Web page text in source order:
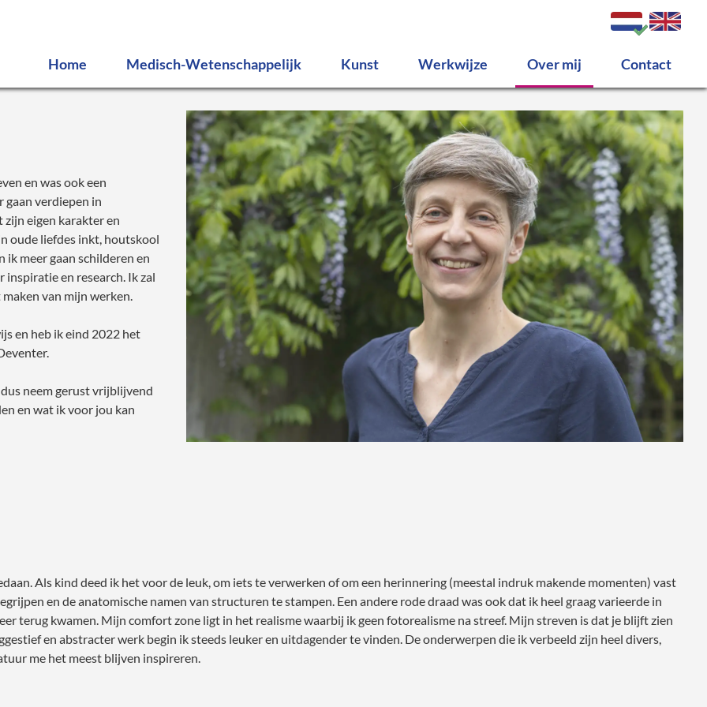
Home Medisch-Wetenschappelijk
Wetenschappelijk
Overige illustraties
Kunst
Houtskool en
grafiet
Overige werken
Werkwijze Over mij Contact
en was ook een
gaan verdiepen in
eigen karakter en
oude liefdes inkt, houtskool
ik meer gaan schilderen en
en research. Ik zal
van mijn werken.
en heb ik eind 2022 het
neem gerust vrijblijvend
en wat ik voor jou kan
Als kind deed ik het voor de leuk, om iets te verwerken of om een herinnering (meestal indruk makende momenten) vast
en de anatomische namen van structuren te stampen. Een andere rode draad was ook dat ik heel graag varieerde in
terug kwamen. Mijn comfort zone ligt in het realisme waarbij ik geen fotorealisme na streef. Mijn streven is dat je blijft zien
en abstracter werk begin ik steeds leuker en uitdagender te vinden. De onderwerpen die ik verbeeld zijn heel divers,
me het meest blijven inspireren.